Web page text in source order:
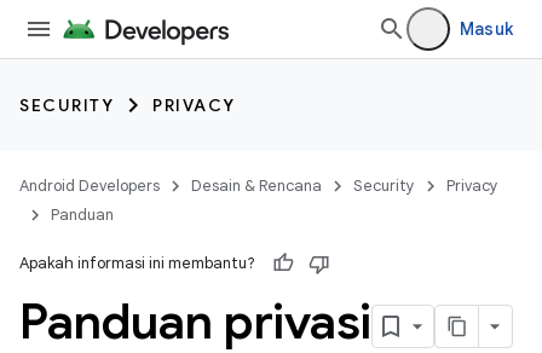
Masuk
SECURITY PRIVACY
Android Developers Desain & Rencana Security
Privacy
Panduan
Apakah informasi ini membantu?
Panduan privasi